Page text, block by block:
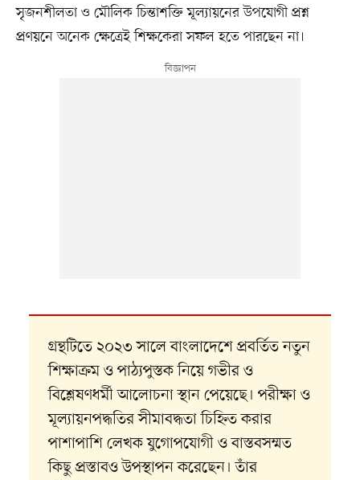
সৃজনশীলতা ও মৌলিক চিন্তাশক্তি মূল্যায়নের উপযোগী প্রশ্ন
প্রণয়নে অনেক ক্ষেত্রেই শিক্ষকেরা সফল হতে পারছেন না।
গ্রন্থটিতে ২০২৩ সালে বাংলাদেশে প্রবর্তিত নতুন
শিক্ষাক্রম ও পাঠ্যপুস্তক নিয়ে গভীর ও
বিশ্লেষণধর্মী আলোচনা স্থান পেয়েছে। পরীক্ষা ও
মূল্যায়নপদ্ধতির সীমাবদ্ধতা চিহ্নিত করার
পাশাপাশি লেখক যুগোপযোগী ও বাস্তবসম্মত
কিছু প্রস্তাবও উপস্থাপন করেছেন। তাঁর